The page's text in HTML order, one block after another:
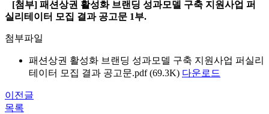
[첨부] 패션상권 활성화 브랜딩 성과모델 구축 지원사업 퍼
실리테이터 모집 결과 공고문 1부.
첨부파일
패션상권 활성화 브랜딩 성과모델 구축 지원사업 퍼실리
테이터 모집 결과 공고문.pdf (69.3K) 다운로드
이전글
목록